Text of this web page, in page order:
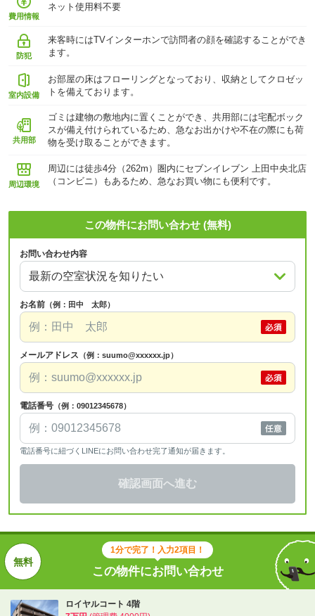
費用情報
ネット使用料不要
防犯
来客時にはTVインターホンで訪問者の顔を確認することができ
ます。
室内設備
お部屋の床はフローリングとなっており、収納としてクロゼッ
トを備えております。
共用部
ゴミは建物の敷地内に置くことができ、共用部には宅配ボック
スが備え付けられているため、急なお出かけや不在の際にも荷
物を受け取ることができます。
周辺環境
周辺には徒歩4分（262m）圏内にセブンイレブン 上田中央北店
（コンビニ）もあるため、急なお買い物にも便利です。
この物件にお問い合わせ (無料)
お問い合わせ内容
お名前 （例：田中 太郎）
メールアドレス （例：suumo@xxxxxx.jp）
電話番号 （例：09012345678）
電話番号に紐づくLINEにお問い合わせ完了通知が届きます。
確認画面へ進む
1分で完了！入力2項目！
この物件にお問い合わせ
ロイヤルコート 4階